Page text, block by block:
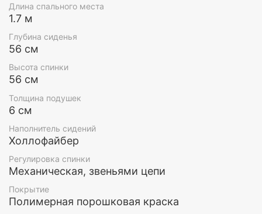
Дугообразная крыша с тюлевыми занавесами
создают эффект отдыха на уютной веранде.
Длина спального места
1.7 м
Глубина сиденья
56 см
Высота спинки
56 см
Толщина подушек
6 см
Наполнитель сидений
Холлофайбер
Регулировка спинки
Механическая, звеньями цепи
Покрытие
Полимерная порошковая краска